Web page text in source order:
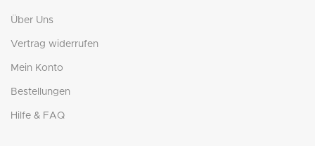
Über Uns
Vertrag widerrufen
Mein Konto
Bestellungen
Hilfe & FAQ